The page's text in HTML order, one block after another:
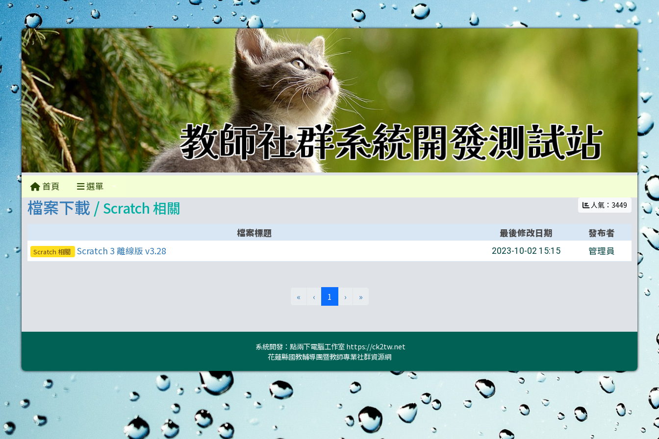
教師
首頁 選單
檔案下載 / Scratch 相關 人氣：3449
檔案標題 最後修改日期 發布者
Scratch 相關 Scratch 3 離線版 v3.28 2023-10-02 15:15 管理員
« ‹ 1 (目前頁次)
› »
系統開發：點兩下電腦工作室https://ck2tw.net
花蓮縣國教輔導團暨教師專業社群資源網